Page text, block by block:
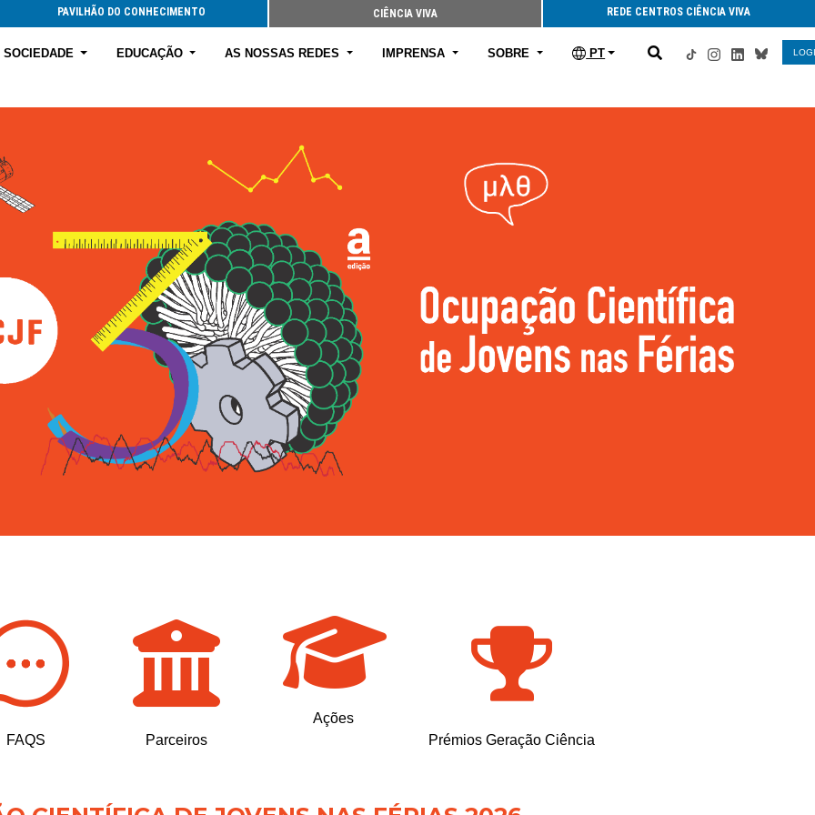
PAVILHÃO DO CONHECIMENTO CIÊNCIA VIVA REDE CENTROS CIÊNCIA VIVA
EDUCAÇÃO AS NOSSAS REDES IMPRENSA SOBRE PT
FAQS Parceiros
Ações
Prémios Geração Ciência